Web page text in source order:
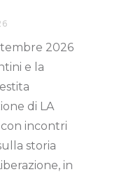
2026
e la
di LA
con incontri
storia
in